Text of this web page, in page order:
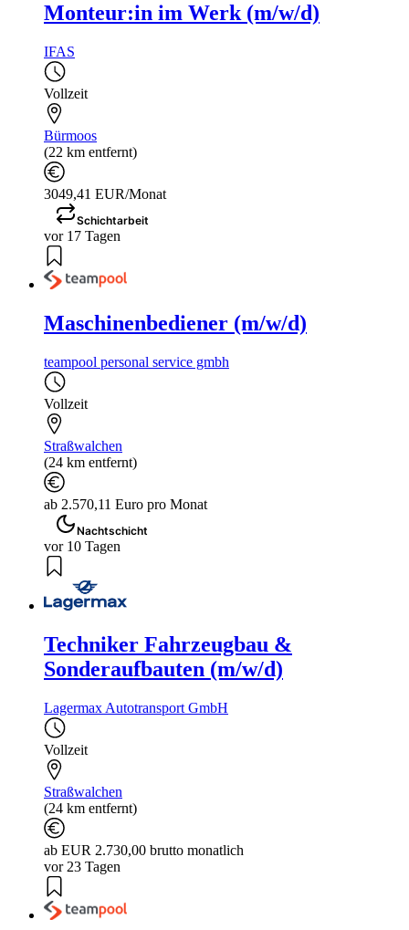
Monteur:in im Werk (m/w/d)
IFAS
Vollzeit
Bürmoos
(22 km entfernt)
3049,41 EUR/Monat
Schichtarbeit
vor 17 Tagen
Maschinenbediener (m/w/d)
teampool personal service gmbh
Vollzeit
Straßwalchen
(24 km entfernt)
ab 2.570,11 Euro pro Monat
Nachtschicht
vor 10 Tagen
Techniker Fahrzeugbau &
Sonderaufbauten (m/w/d)
Lagermax Autotransport GmbH
Vollzeit
Straßwalchen
(24 km entfernt)
ab EUR 2.730,00 brutto monatlich
vor 23 Tagen